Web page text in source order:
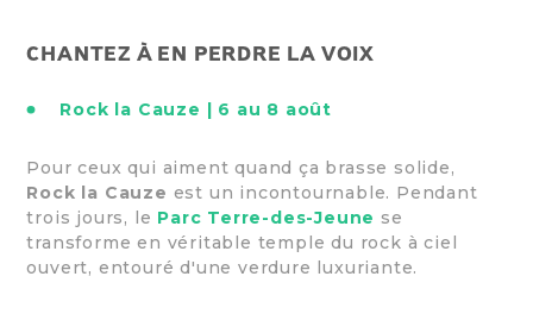
CHANTEZ À EN PERDRE LA VOIX
Rock la Cauze | 6 au 8 août
Pour ceux qui aiment quand ça brasse solide,
Rock la Cauze est un incontournable. Pendant
trois jours, le Parc Terre-des-Jeune se
transforme en véritable temple du rock à ciel
ouvert, entouré d'une verdure luxuriante.